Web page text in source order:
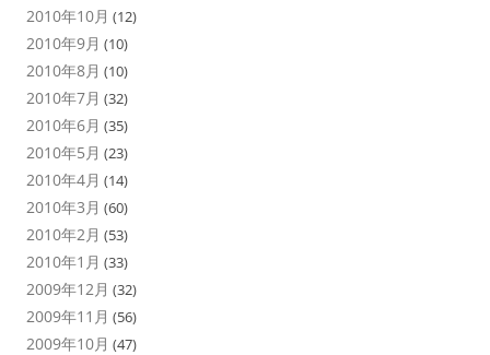
2010年10月 (12)
2010年9月 (10)
2010年8月 (10)
2010年7月 (32)
2010年6月 (35)
2010年5月 (23)
2010年4月 (14)
2010年3月 (60)
2010年2月 (53)
2010年1月 (33)
2009年12月 (32)
2009年11月 (56)
2009年10月 (47)